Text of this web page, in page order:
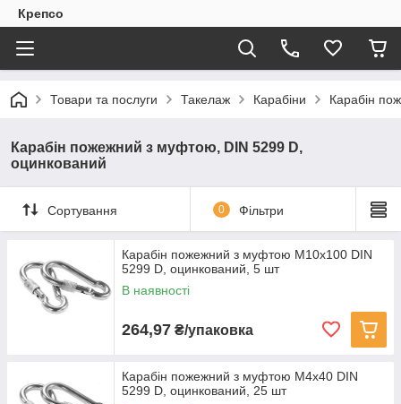
Крепсо
Товари та послуги Такелаж Карабіни Карабін
Карабін пожежний з муфтою, DIN 5299 D,
оцинкований
Сортування 0 Фільтри
Карабін пожежний з муфтою M10x100 DIN
5299 D, оцинкований, 5 шт
В наявності
264,97 ₴/упаковка
Карабін пожежний з муфтою M4x40 DIN
5299 D, оцинкований, 25 шт